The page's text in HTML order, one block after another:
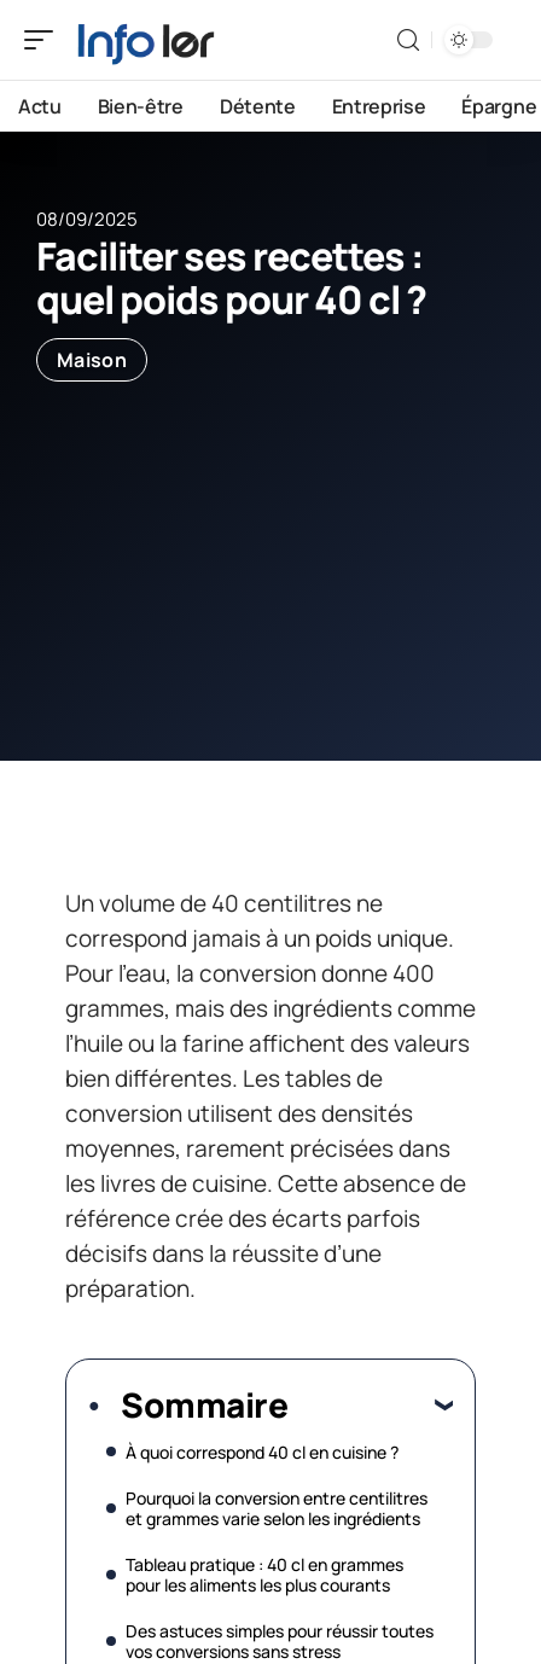
Actu Bien-être Détente Entreprise Épargne
08/09/2025
Faciliter ses recettes :
quel poids pour 40 cl ?
Maison
Un volume de 40 centilitres ne
correspond jamais à un poids unique.
Pour l’eau, la conversion donne 400
grammes, mais des ingrédients comme
l’huile ou la farine affichent des valeurs
bien différentes. Les tables de
conversion utilisent des densités
moyennes, rarement précisées dans
les livres de cuisine. Cette absence de
référence crée des écarts parfois
décisifs dans la réussite d’une
préparation.
Sommaire
À quoi correspond 40 cl en cuisine ?
Pourquoi la conversion entre centilitres
et grammes varie selon les ingrédients
Tableau pratique : 40 cl en grammes
pour les aliments les plus courants
Des astuces simples pour réussir toutes
vos conversions sans stress